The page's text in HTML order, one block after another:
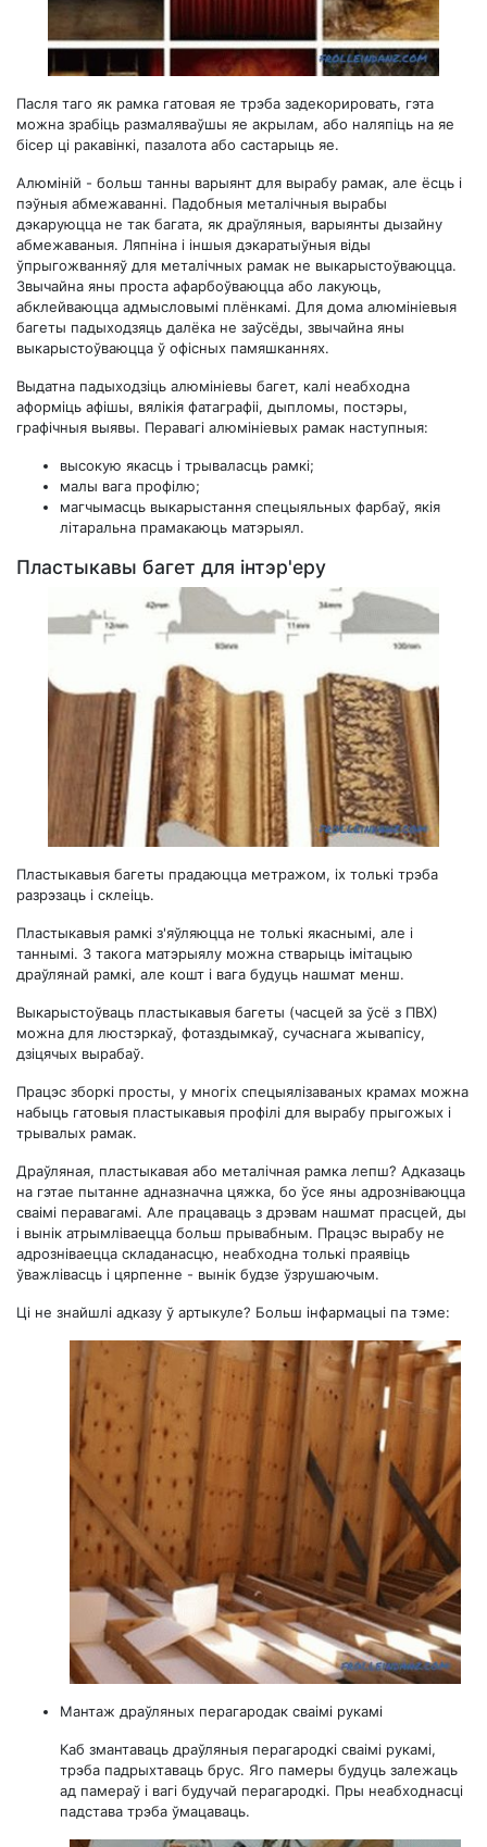
Пасля таго як рамка гатовая яе трэба задекорировать, гэта
можна зрабіць размаляваўшы яе акрылам, або наляпіць на яе
бісер ці ракавінкі, пазалота або састарыць яе.
Алюміній - больш танны варыянт для вырабу рамак, але ёсць і
пэўныя абмежаванні. Падобныя металічныя вырабы
дэкаруюцца не так багата, як драўляныя, варыянты дызайну
абмежаваныя. Ляпніна і іншыя дэкаратыўныя віды
ўпрыгожванняў для металічных рамак не выкарыстоўваюцца.
Звычайна яны проста афарбоўваюцца або лакуюць,
абклейваюцца адмысловымі плёнкамі. Для дома алюмініевыя
багеты падыходзяць далёка не заўсёды, звычайна яны
выкарыстоўваюцца ў офісных памяшканнях.
Выдатна падыходзіць алюмініевы багет, калі неабходна
аформіць афішы, вялікія фатаграфіі, дыпломы, постэры,
графічныя выявы. Перавагі алюмініевых рамак наступныя:
высокую якасць і трываласць рамкі;
малы вага профілю;
магчымасць выкарыстання спецыяльных фарбаў, якія
літаральна прамакаюць матэрыял.
Пластыкавы багет для інтэр'еру
Пластыкавыя багеты прадаюцца метражом, іх толькі трэба
разрэзаць і склеіць.
Пластыкавыя рамкі з'яўляюцца не толькі якаснымі, але і
таннымі. З такога матэрыялу можна стварыць імітацыю
драўлянай рамкі, але кошт і вага будуць нашмат менш.
Выкарыстоўваць пластыкавыя багеты (часцей за ўсё з ПВХ)
можна для люстэркаў, фотаздымкаў, сучаснага жывапісу,
дзіцячых вырабаў.
Працэс зборкі просты, у многіх спецыялізаваных крамах можна
набыць гатовыя пластыкавыя профілі для вырабу прыгожых і
трывалых рамак.
Драўляная, пластыкавая або металічная рамка лепш? Адказаць
на гэтае пытанне адназначна цяжка, бо ўсе яны адрозніваюцца
сваімі перавагамі. Але працаваць з дрэвам нашмат прасцей, ды
і вынік атрымліваецца больш прывабным. Працэс вырабу не
адрозніваецца складанасцю, неабходна толькі праявіць
ўважлівасць і цярпенне - вынік будзе ўзрушаючым.
Ці не знайшлі адказу ў артыкуле? Больш інфармацыі па тэме:
Мантаж драўляных перагародак сваімі рукамі
Каб змантаваць драўляныя перагародкі сваімі рукамі,
трэба падрыхтаваць брус. Яго памеры будуць залежаць
ад памераў і вагі будучай перагародкі. Пры неабходнасці
падстава трэба ўмацаваць.